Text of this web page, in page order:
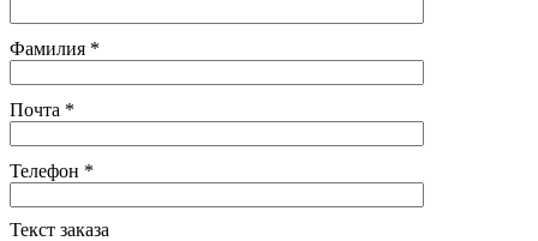
Фамилия *
Почта *
Телефон *
Текст заказа